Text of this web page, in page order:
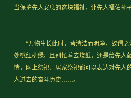
当保护先人安息的这块福祉，让先人福佑孙
“万物生长此时，皆清洁而明净，故谓之
处桃红柳绿，且别忙着去烧纸，还是给先
情，网上祭祀、居家祭祀都可以表达对先人
人过去的奋斗历史……。